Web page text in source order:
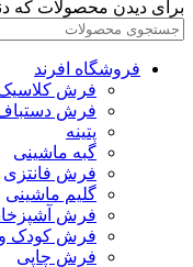
برای دیدن محصولات که
فروشگاه افرند
فرش
فرش دستباف
پتینه
گبه ماشینی
فرش فانتزی
گلیم ماشینی
فرش
فرش کودک و
فرش چاپی